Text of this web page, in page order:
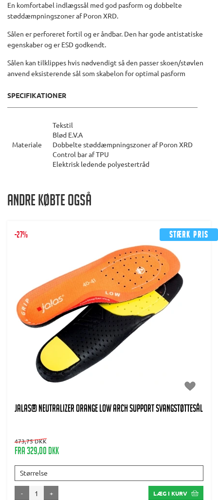
En komfortabel indlægssål med god pasform og dobbelte
støddæmpningszoner af Poron XRD.
Sålen er perforeret fortil og er åndbar. Den har gode antistatiske
egenskaber og er ESD godkendt.
Sålen kan tilklippes hvis nødvendigt så den passer skoen/støvlen
anvend eksisterende sål som skabelon for optimal pasform
SPECIFIKATIONER
Materiale
Tekstil
Blød E.V.A
Dobbelte støddæmpningszoner af Poron XRD
Control bar af TPU
Elektrisk ledende polyestertråd
Andre købte også
Stærk pris
-27%
JALAS® Neutralizer Orange Low arch support svangstøttesål
473,75 DKK
Fra 329,00 DKK
Størrelse
- + LÆG I KURV